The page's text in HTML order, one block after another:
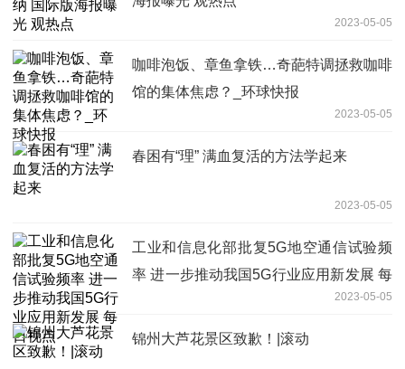
2023-05-05
咖啡泡饭、章鱼拿铁…奇葩特调拯救咖啡
馆的集体焦虑？_环球快报
2023-05-05
春困有“理” 满血复活的方法学起来
2023-05-05
工业和信息化部批复5G地空通信试验频
率 进一步推动我国5G行业应用新发展 每
2023-05-05
锦州大芦花景区致歉！|滚动